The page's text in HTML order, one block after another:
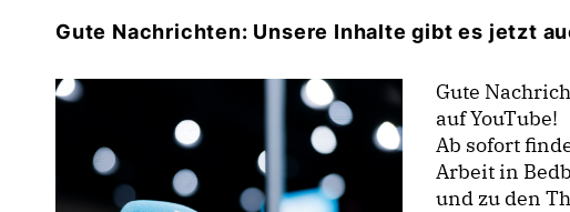
Gute Nachrichten: Unsere Inhalte gibt es jetzt
Gute
auf YouTube!
Ab sofort
Arbeit in
und zu den